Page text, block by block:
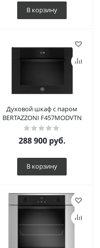
В корзину
Духовой шкаф с паром
BERTAZZONI F457MODVTN
288 900руб.
В корзину